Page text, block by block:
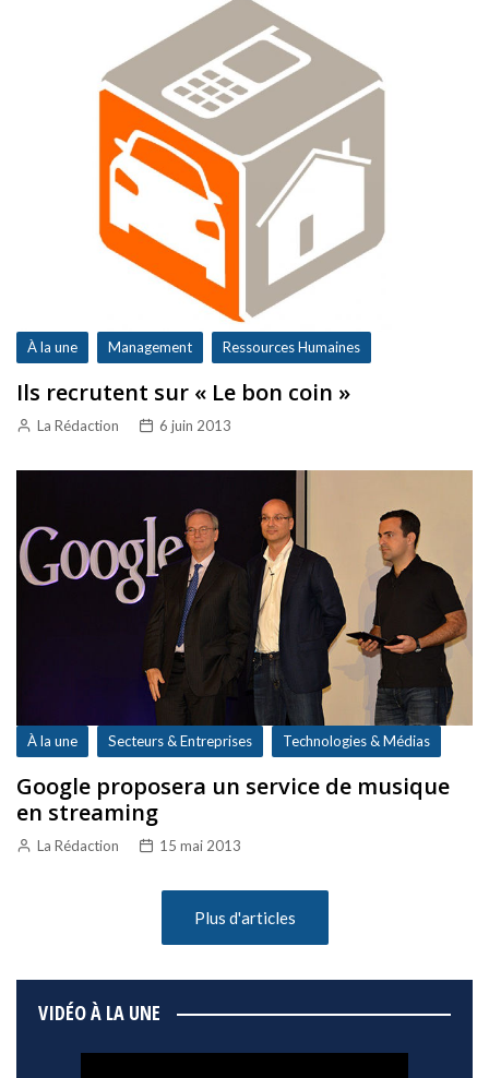
À la une Management Ressources Humaines
Ils recrutent sur « Le bon coin »
La Rédaction 6 juin 2013
À la une Secteurs & Entreprises Technologies & Médias
Google proposera un service de musique
en streaming
La Rédaction 15 mai 2013
Plus d'articles
VIDÉO À LA UNE